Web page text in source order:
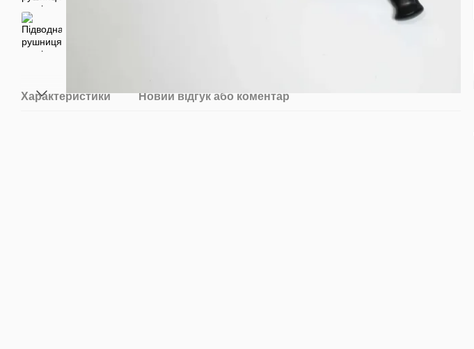
Характеристики Новий відгук або коментар